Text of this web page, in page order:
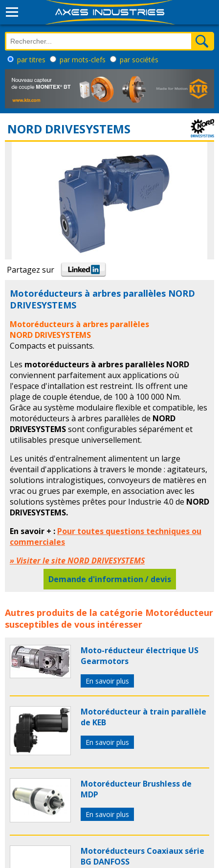
par titres par mots-clefs par sociétés
NORD DRIVESYSTEMS
Partagez sur
Motoréducteurs à arbres parallèles NORD
DRIVESYSTEMS
Motoréducteurs à arbres parallèles
NORD DRIVESYSTEMS
Compacts et puissants.
Les motoréducteurs à arbres parallèles NORD
conviennent parfaitement aux applications où
l'espace d'intallation est restreint. Ils offrent une
plage de couple étendue, de 100 à 100 000 Nm.
Grâce au système modulaire flexible et compatible, les
motoréducteurs à arbres parallèles de NORD
DRIVESYSTEMSsont configurables séparément et
utilisables presque universellement.
Les unités d'entraînement alimentent un large
éventail d'applications à travers le monde : agitateurs,
solutions intralogistiques, convoyeurs de matières en
vrac ou grues par exemple, en association avec les
solutions systèmes prêtes pour Industrie 4.0 de NORD
DRIVESYSTEMS.
En savoir + : Pour toutes questions techniques ou
commerciales
» Visiter le site NORD DRIVESYSTEMS
Demande d'information / devis
Motoréducteurs à arbres parallèles NORD
DRIVESYSTEMS concerne les familles de produits :
reducteurreducteurs
Autres produits de la catégorie Motoréducteur
susceptibles de vous intéresser
Moto-réducteur électrique US
Gearmotors
En savoir plus
Motoréducteur à train parallèle
de KEB
En savoir plus
Motoréducteur Brushless de
MDP
En savoir plus
Motoréducteurs Coaxiaux série
BG DANFOSS